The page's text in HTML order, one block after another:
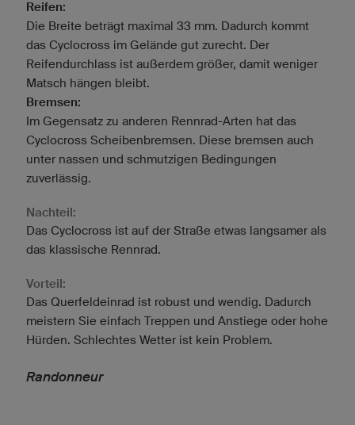
Reifen:
Die Breite beträgt maximal 33 mm. Dadurch kommt
das Cyclocross im Gelände gut zurecht. Der
Reifendurchlass ist außerdem größer, damit weniger
Matsch hängen bleibt.
Bremsen:
Im Gegensatz zu anderen Rennrad-Arten hat das
Cyclocross Scheibenbremsen. Diese bremsen auch
unter nassen und schmutzigen Bedingungen
zuverlässig.
Nachteil:
Das Cyclocross ist auf der Straße etwas langsamer als
das klassische Rennrad.
Vorteil:
Das Querfeldeinrad ist robust und wendig. Dadurch
meistern Sie einfach Treppen und Anstiege oder hohe
Hürden. Schlechtes Wetter ist kein Problem.
Randonneur